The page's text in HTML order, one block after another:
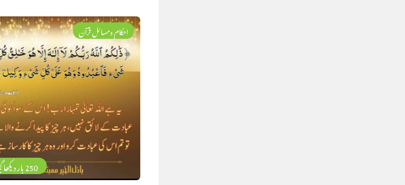
250 بار دیکھا گیا
احکام ومسائل قرآن